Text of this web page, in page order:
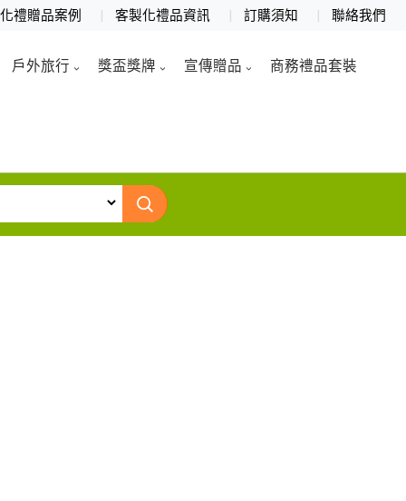
禮贈品案例 客製化禮品資訊 訂購須知 聯絡我們
戶外旅行 獎盃獎牌 宣傳贈品 商務禮品套裝